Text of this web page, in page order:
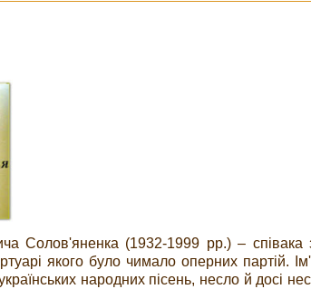
Солов'яненка (1932-1999 рр.) – співака
якого було чимало оперних партій.
народних пісень, несло й досі